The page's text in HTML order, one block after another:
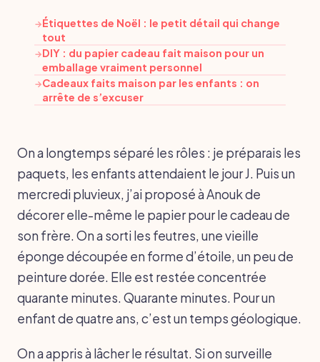
→Étiquettes de Noël : le petit détail qui change
tout
→DIY : du papier cadeau fait maison pour un
emballage vraiment personnel
→Cadeaux faits maison par les enfants : on
arrête de s’excuser
On a longtemps séparé les rôles : je préparais les
paquets, les enfants attendaient le jour J. Puis un
mercredi pluvieux, j’ai proposé à Anouk de
décorer elle-même le papier pour le cadeau de
son frère. On a sorti les feutres, une vieille
éponge découpée en forme d’étoile, un peu de
peinture dorée. Elle est restée concentrée
quarante minutes. Quarante minutes. Pour un
enfant de quatre ans, c’est un temps géologique.
On a appris à lâcher le résultat. Si on surveille